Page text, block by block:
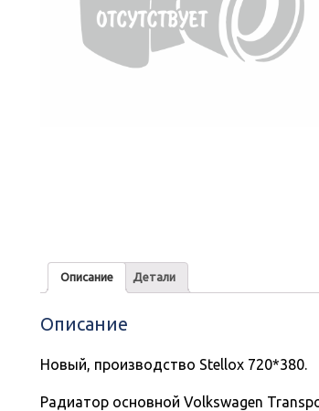
Описание Детали
Описание
Новый, производство Stellox 720*380.
Радиатор основной Volkswagen